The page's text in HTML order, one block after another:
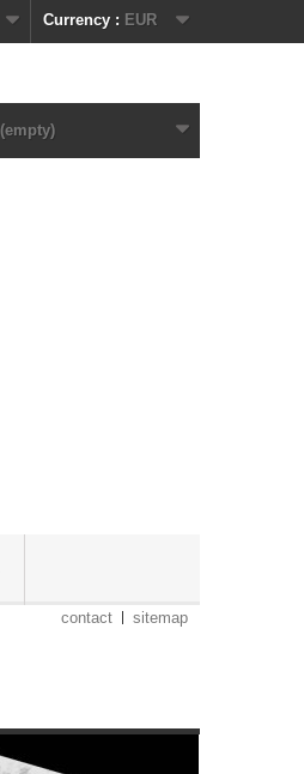
Currency : EUR
(empty)
contact sitemap